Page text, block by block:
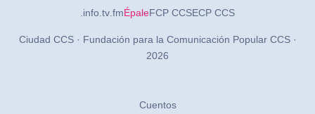
.info .tv .fmÉpaleFCP CCSECP CCS
Ciudad CCS · Fundación para la Comunicación Popular CCS ·
2026
Cuentos